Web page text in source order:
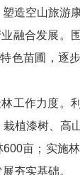
造空山旅游
融合发展。
色苗圃，逐
工作力度。
栽植漆树、高
亩；实施
夯实基础。